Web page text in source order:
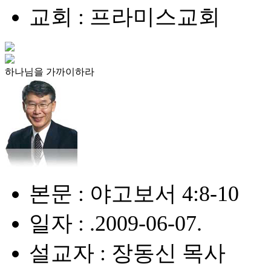
교회 : 프라미스교회
하나님을 가까이하라
본문 : 야고보서 4:8-10
일자 : .2009-06-07.
설교자 : 장동신 목사